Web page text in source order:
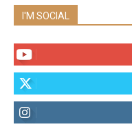
I'M SOCIAL